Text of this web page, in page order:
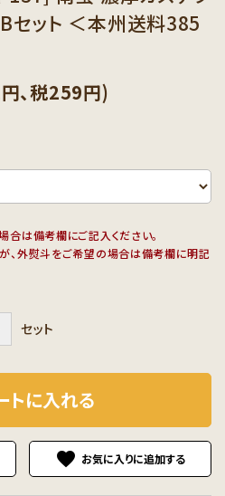
セット ＜本州送料385
、税259円)
は備考欄にご記入ください。
、外熨斗をご希望の場合は備考欄に明記
セット
トに入れる
favorite